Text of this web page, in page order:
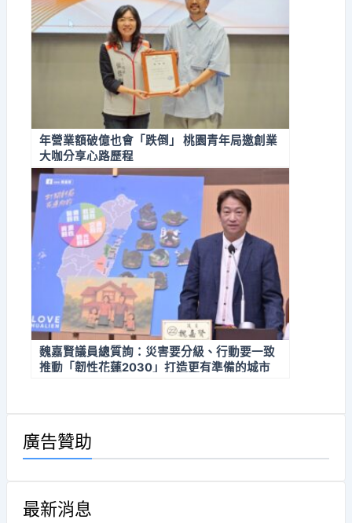
年營業額破億也會「跌倒」 桃園青年局邀創業
大咖分享心路歷程
魏嘉賢議員總質詢：災害要分級、行動要一致
推動「韌性花蓮2030」打造更有準備的城市
廣告贊助
最新消息